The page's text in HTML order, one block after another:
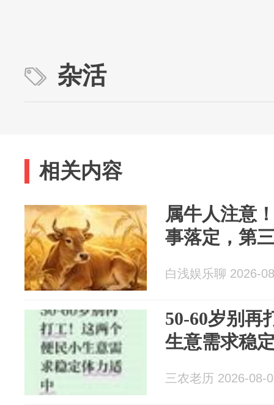
杂活
相关内容
属牛人注意
事落定，第
白浅娱乐聊 2026-
50-60岁别再
生意需求稳
三农老历 2026-08-